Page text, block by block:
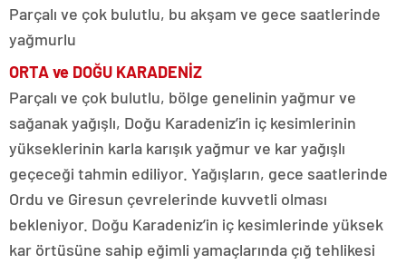
Parçalı ve çok bulutlu, bu akşam ve gece saatlerinde
yağmurlu
ORTA ve DOĞU KARADENİZ
Parçalı ve çok bulutlu, bölge genelinin yağmur ve
sağanak yağışlı, Doğu Karadeniz’in iç kesimlerinin
yükseklerinin karla karışık yağmur ve kar yağışlı
geçeceği tahmin ediliyor. Yağışların, gece saatlerinde
Ordu ve Giresun çevrelerinde kuvvetli olması
bekleniyor. Doğu Karadeniz’in iç kesimlerinde yüksek
kar örtüsüne sahip eğimli yamaçlarında çığ tehlikesi